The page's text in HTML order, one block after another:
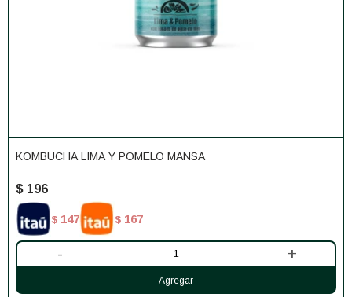
KOMBUCHA LIMA Y POMELO MANSA
$ 196
$ 147 $ 167
- +